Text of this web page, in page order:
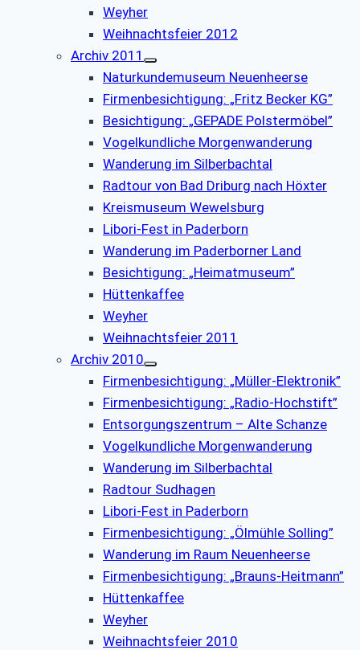
Weyher
Weihnachtsfeier 2012
Archiv 2011
Naturkundemuseum Neuenheerse
Firmenbesichtigung: „Fritz Becker KG”
Besichtigung: „GEPADE Polstermöbel”
Vogelkundliche Morgenwanderung
Wanderung im Silberbachtal
Radtour von Bad Driburg nach Höxter
Kreismuseum Wewelsburg
Libori-Fest in Paderborn
Wanderung im Paderborner Land
Besichtigung: „Heimatmuseum”
Hüttenkaffee
Weyher
Weihnachtsfeier 2011
Archiv 2010
Firmenbesichtigung: „Müller-Elektronik”
Firmenbesichtigung: „Radio-Hochstift”
Entsorgungszentrum – Alte Schanze
Vogelkundliche Morgenwanderung
Wanderung im Silberbachtal
Radtour Sudhagen
Libori-Fest in Paderborn
Firmenbesichtigung: „Ölmühle Solling”
Wanderung im Raum Neuenheerse
Firmenbesichtigung: „Brauns-Heitmann”
Hüttenkaffee
Weyher
Weihnachtsfeier 2010